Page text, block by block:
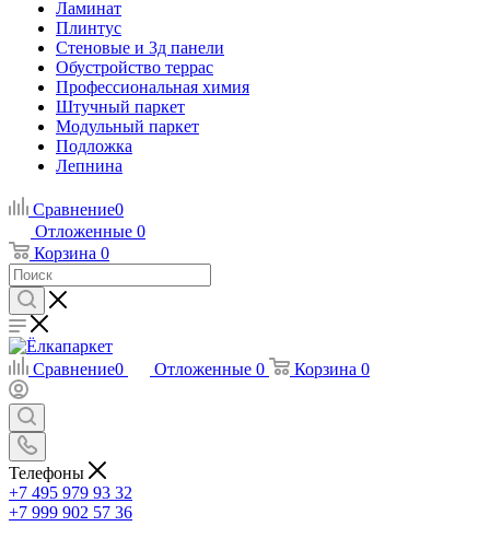
Ламинат
Плинтус
Стеновые и 3д панели
Обустройство террас
Профессиональная химия
Штучный паркет
Модульный паркет
Подложка
Лепнина
Сравнение0
Отложенные 0
Корзина 0
Сравнение0 Отложенные 0 Корзина 0
Телефоны
+7 495 979 93 32
+7 999 902 57 36